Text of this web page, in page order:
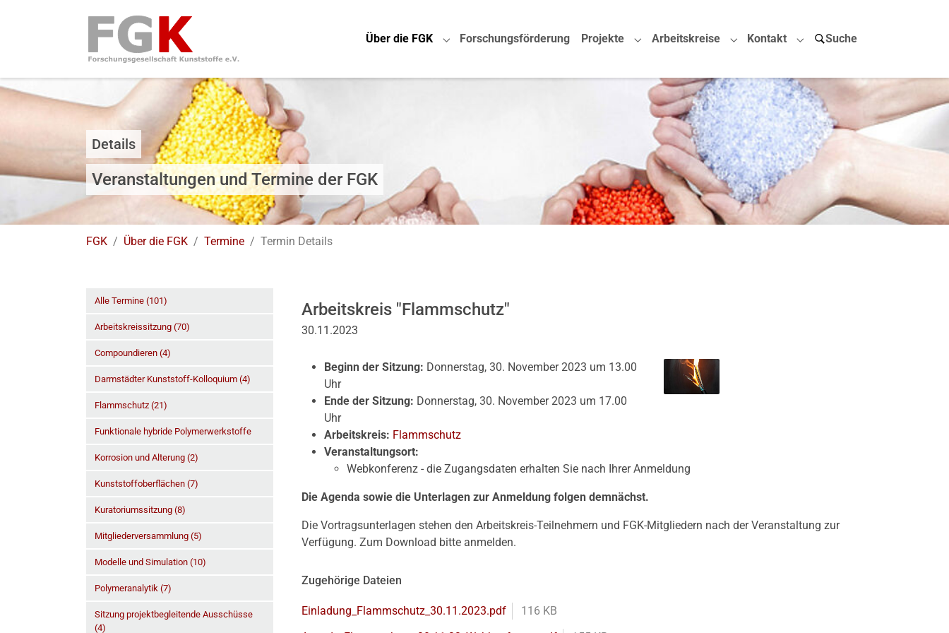
Über die FGK
Submenu for "Über die FGK"
Forschungsförderung Projekte
Submenu for "Projekte"
Arbeitskreise
Submenu for "Arbeitskreise"
Kontakt
Submenu for "Kontakt"
Suche
Details
Veranstaltungen und Termine der FGK
Sie sind hier:
FGK Über die FGK Termine Termin Details
Arbeitskreis "Flammschutz"
30.11.2023
Beginn der Sitzung: Donnerstag, 30. November 2023 um 13.00
Uhr
Ende der Sitzung: Donnerstag, 30. November 2023 um 17.00
Uhr
Arbeitskreis: Flammschutz
Veranstaltungsort:
Webkonferenz - die Zugangsdaten erhalten Sie nach Ihrer Anmeldung
Die Agenda sowie die Unterlagen zur Anmeldung folgen demnächst.
Die Vortragsunterlagen stehen den Arbeitskreis-Teilnehmern und FGK-Mitgliedern nach der Veranstaltung zur
Verfügung. Zum Download bitte anmelden.
Zugehörige Dateien
Einladung_Flammschutz_30.11.2023.pdf
116 KB
Alle Termine (101)
Arbeitskreissitzung (70)
Compoundieren (4)
Darmstädter Kunststoff-Kolloquium (4)
Flammschutz (21)
Funktionale hybride Polymerwerkstoffe
Korrosion und Alterung (2)
Kunststoffoberflächen (7)
Kuratoriumssitzung (8)
Mitgliederversammlung (5)
Modelle und Simulation (10)
Polymeranalytik (7)
Sitzung projektbegleitende Ausschüsse
(4)